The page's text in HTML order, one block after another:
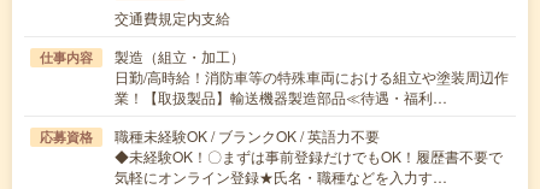
交通費規定内支給
仕事内容
製造（組立・加工）
日勤/高時給！消防車等の特殊車両における組立や塗装周辺作
業！【取扱製品】輸送機器製造部品≪待遇・福利…
応募資格
職種未経験OK / ブランクOK / 英語力不要
◆未経験OK！〇まずは事前登録だけでもOK！履歴書不要で
気軽にオンライン登録★氏名・職種などを入力す…